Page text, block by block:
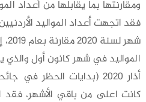
المواليد في شهر كانون أول
أذار 2020 (بدايات الحظر